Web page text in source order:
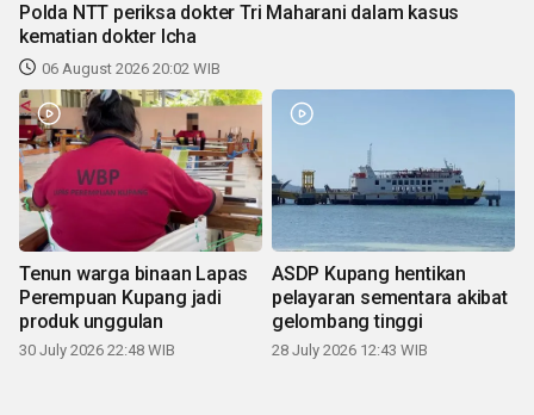
Polda NTT periksa dokter Tri Maharani dalam kasus
kematian dokter Icha
06 August 2026 20:02 WIB
Tenun warga binaan Lapas
Perempuan Kupang jadi
produk unggulan
30 July 2026 22:48 WIB
ASDP Kupang hentikan
pelayaran sementara akibat
gelombang tinggi
28 July 2026 12:43 WIB